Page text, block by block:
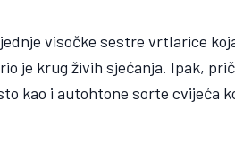
visočke sestre vrtlarice
je krug živih sjećanja. Ipak,
kao i autohtone sorte cvijeća